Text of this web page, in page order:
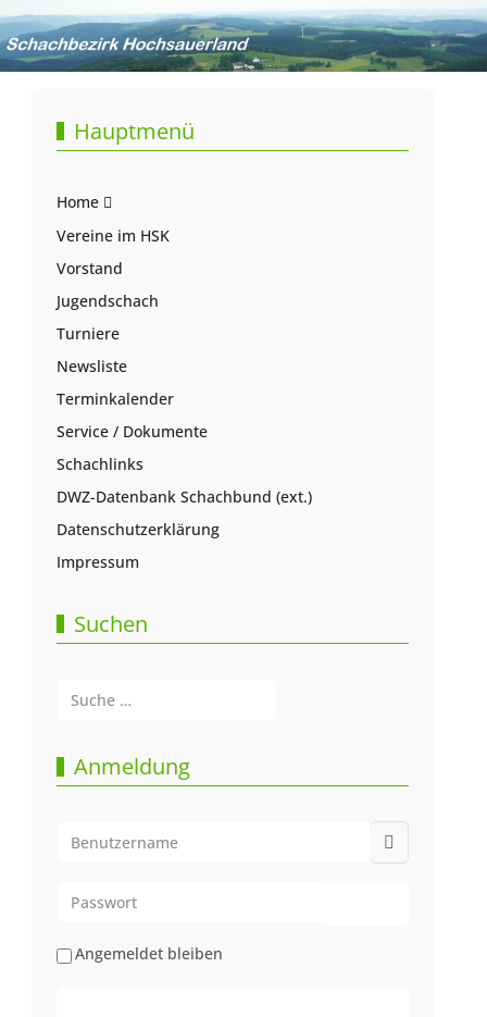
Hauptmenü
Home
Vereine im HSK
Vorstand
Jugendschach
Turniere
Newsliste
Terminkalender
Service / Dokumente
Schachlinks
DWZ-Datenbank Schachbund (ext.)
Datenschutzerklärung
Impressum
Suchen
Anmeldung
Angemeldet bleiben